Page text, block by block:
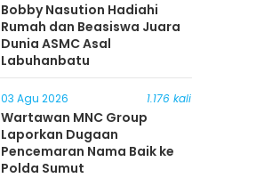
Bobby Nasution Hadiahi
Rumah dan Beasiswa Juara
Dunia ASMC Asal
Labuhanbatu
03 Agu 2026 1.176 kali
Wartawan MNC Group
Laporkan Dugaan
Pencemaran Nama Baik ke
Polda Sumut